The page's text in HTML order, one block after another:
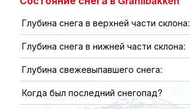
Глубина снега в верхней части склона:
Глубина снега в нижней части склона:
Глубина свежевыпавшего снега:
Когда был последний снегопад?